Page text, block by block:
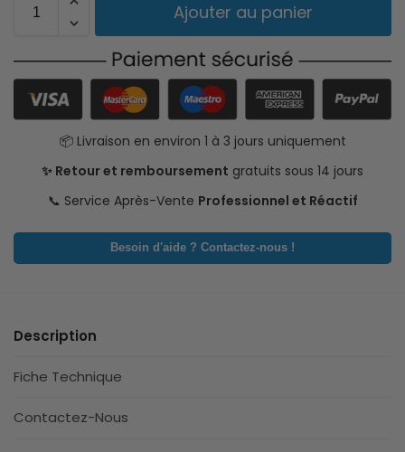
Ajouter au panier
📦 Livraison en environ 1 à 3 jours uniquement
✨ Retour et remboursement gratuits sous 14 jours
📞 Service Après-Vente Professionnel et Réactif
Besoin d'aide ? Contactez-nous !
Description
Fiche Technique
Contactez-Nous